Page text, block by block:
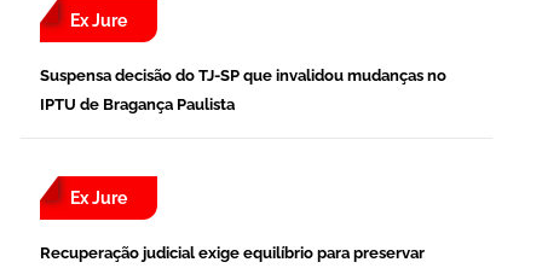
Ex Jure
Suspensa decisão do TJ-SP que invalidou mudanças no
IPTU de Bragança Paulista
Ex Jure
Recuperação judicial exige equilíbrio para preservar